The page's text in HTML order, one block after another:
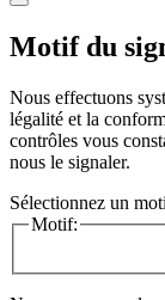
Motif du
Nous effectuons
légalité et la
contrôles vous
nous le signaler.
Sélectionnez un
Motif: